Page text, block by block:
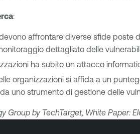
:
affrontare diverse sfide poste
dettagliato delle
ha subito un attacco
organizzazioni si affida a un
uno strumento di gestione delle
Group by TechTarget, White Paper: